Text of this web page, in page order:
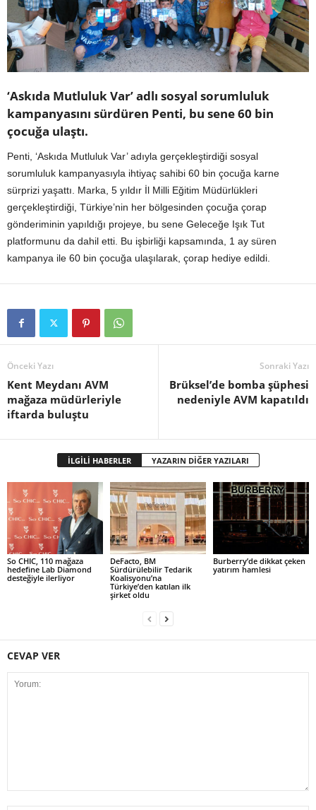
‘Askıda Mutluluk Var’ adlı sosyal sorumluluk
kampanyasını sürdüren Penti, bu sene 60 bin
çocuğa ulaştı.
Penti, ‘Askıda Mutluluk Var’ adıyla gerçekleştirdiği sosyal
sorumluluk kampanyasıyla ihtiyaç sahibi 60 bin çocuğa karne
sürprizi yaşattı. Marka, 5 yıldır İl Milli Eğitim Müdürlükleri
gerçekleştirdiği, Türkiye’nin her bölgesinden çocuğa çorap
gönderiminin yapıldığı projeye, bu sene Geleceğe Işık Tut
platformunu da dahil etti. Bu işbirliği kapsamında, 1 ay süren
kampanya ile 60 bin çocuğa ulaşılarak, çorap hediye edildi.
Önceki Yazı
Kent Meydanı AVM
mağaza müdürleriyle
iftarda buluştu
Sonraki Yazı
Brüksel’de bomba şüphesi
nedeniyle AVM kapatıldı
İLGİLİ HABERLER YAZARIN DİĞER YAZILARI
So CHIC, 110 mağaza
hedefine Lab Diamond
desteğiyle ilerliyor
DeFacto, BM
Sürdürülebilir Tedarik
Koalisyonu’na
Türkiye’den katılan ilk
şirket oldu
Burberry’de dikkat çeken
yatırım hamlesi
CEVAP VER